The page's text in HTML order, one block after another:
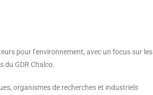
pour l’environnement, avec un focus sur les
du GDR Chalco.
organismes de recherches et industriels